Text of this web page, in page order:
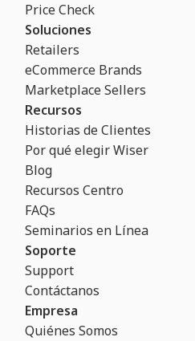
Price Check
Soluciones
Retailers
eCommerce Brands
Marketplace Sellers
Recursos
Historias de Clientes
Por qué elegir Wiser
Blog
Recursos Centro
FAQs
Seminarios en Línea
Soporte
Support
Contáctanos
Empresa
Quiénes Somos